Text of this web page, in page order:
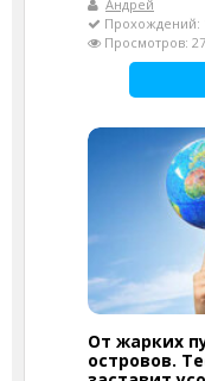
Андрей
Прохождений:
Просмотров:
От жарких
островов.